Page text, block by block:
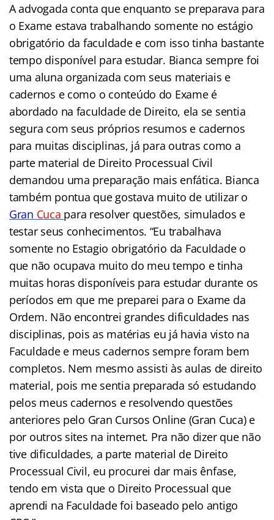
A advogada conta que enquanto se preparava para
o Exame estava trabalhando somente no estágio
obrigatório da faculdade e com isso tinha bastante
tempo disponível para estudar. Bianca sempre foi
uma aluna organizada com seus materiais e
cadernos e como o conteúdo do Exame é
abordado na faculdade de Direito, ela se sentia
segura com seus próprios resumos e cadernos
para muitas disciplinas, já para outras como a
parte material de Direito Processual Civil
demandou uma preparação mais enfática. Bianca
também pontua que gostava muito de utilizar o
Gran Cuca para resolver questões, simulados e
testar seus conhecimentos. “Eu trabalhava
somente no Estagio obrigatório da Faculdade o
que não ocupava muito do meu tempo e tinha
muitas horas disponíveis para estudar durante os
períodos em que me preparei para o Exame da
Ordem. Não encontrei grandes dificuldades nas
disciplinas, pois as matérias eu já havia visto na
Faculdade e meus cadernos sempre foram bem
completos. Nem mesmo assisti às aulas de direito
material, pois me sentia preparada só estudando
pelos meus cadernos e resolvendo questões
anteriores pelo Gran Cursos Online (Gran Cuca) e
por outros sites na internet. Pra não dizer que não
tive dificuldades, a parte material de Direito
Processual Civil, eu procurei dar mais ênfase,
tendo em vista que o Direito Processual que
aprendi na Faculdade foi baseado pelo antigo